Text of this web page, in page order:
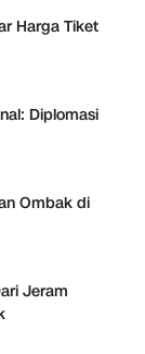
Harga Tiket
Diplomasi
Ombak di
Jeram